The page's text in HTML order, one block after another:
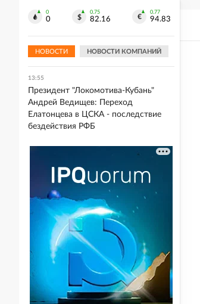
0
0
0.75
82.16
0.77
94.83
НОВОСТИ НОВОСТИ КОМПАНИЙ
карьеру в "Сибири"
13:55
Президент "Локомотива-Кубань"
Андрей Ведищев: Переход
Елатонцева в ЦСКА - последствие
бездействия РФБ